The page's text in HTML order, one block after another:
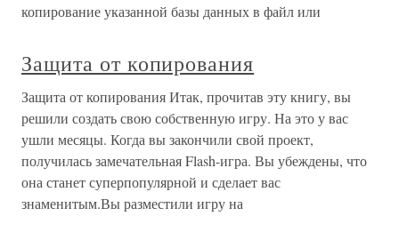
копирование указанной базы данных в файл или
Защита от копирования
Защита от копирования Итак, прочитав эту книгу, вы
решили создать свою собственную игру. На это у вас
ушли месяцы. Когда вы закончили свой проект,
получилась замечательная Flash-игра. Вы убеждены, что
она станет суперпопулярной и сделает вас
знаменитым.Вы разместили игру на